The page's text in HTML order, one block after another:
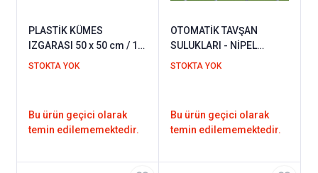
PLASTİK KÜMES
IZGARASI 50 x 50 cm / 1
ADET
STOKTA YOK
Bu ürün geçici olarak
temin edilememektedir.
OTOMATİK TAVŞAN
SULUKLARI - NİPEL
TAKIMI 8 MM
STOKTA YOK
Bu ürün geçici olarak
temin edilememektedir.